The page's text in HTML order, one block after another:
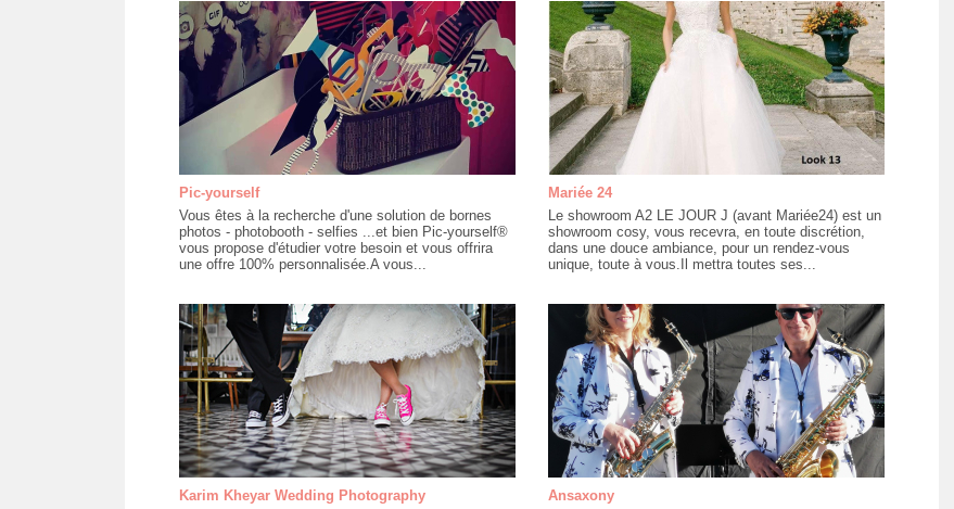
Pic-yourself
Vous êtes à la recherche d'une solution de bornes
photos - photobooth - selfies ...et bien Pic-yourself®
vous propose d'étudier votre besoin et vous offrira
une offre 100% personnalisée.A vous...
Mariée 24
Le showroom A2 LE JOUR J (avant Mariée24) est un
showroom cosy, vous recevra, en toute discrétion,
dans une douce ambiance, pour un rendez-vous
unique, toute à vous.Il mettra toutes ses...
Karim Kheyar Wedding Photography
Ansaxony